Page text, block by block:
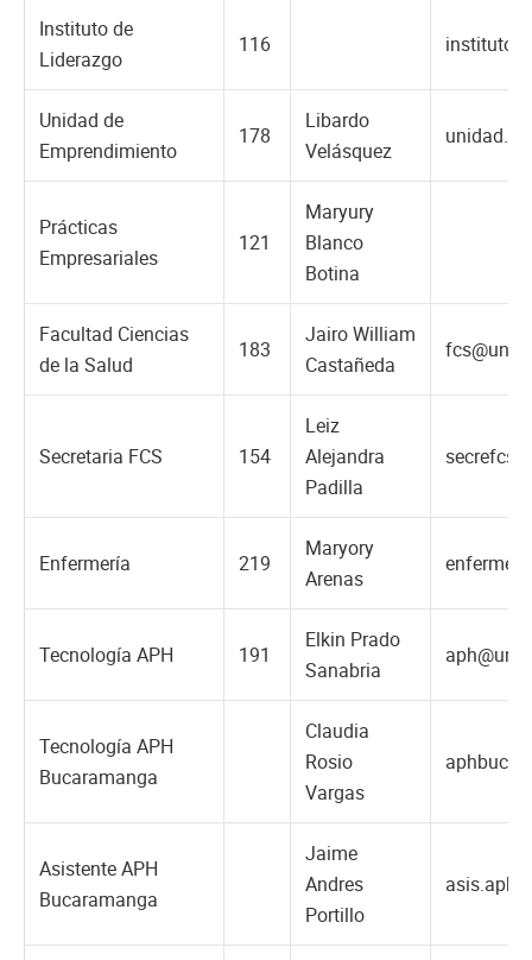
Instituto de
Liderazgo
116
Unidad de
Emprendimiento
178
Libardo
Velásquez
Prácticas
Empresariales
121
Maryury
Blanco
Botina
Facultad Ciencias
de la Salud
183
Jairo William
Castañeda
Secretaria FCS 154
Leiz
Alejandra
Padilla
Enfermería 219
Maryory
Arenas
Tecnología APH 191
Elkin Prado
Sanabria
Tecnología APH
Bucaramanga
Claudia
Rosio
Vargas
Asistente APH
Bucaramanga
Jaime
Andres
Portillo